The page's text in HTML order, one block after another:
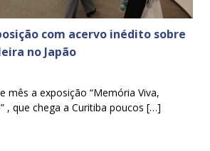
com acervo inédito sobre
no Japão
mês a exposição “Memória Viva,
, que chega a Curitiba poucos […]